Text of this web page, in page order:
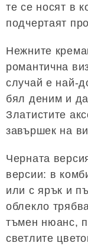
те се носят в
подчертаят
Нежните
романтична
случай е най-
бял деним и
Златистите
завършек на
Черната
версии: в
или с ярък и
облекло
тъмен нюанс,
светлите